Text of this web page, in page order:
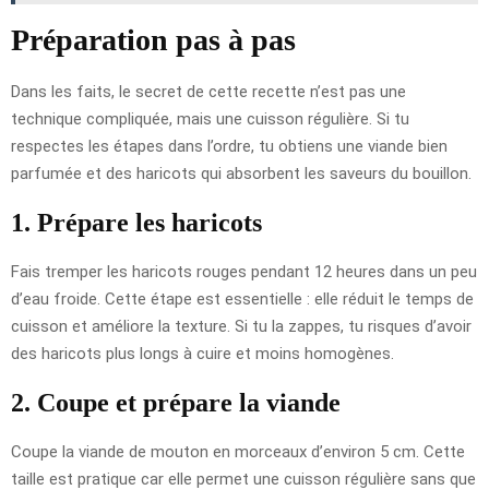
Préparation pas à pas
Dans les faits, le secret de cette recette n’est pas une
technique compliquée, mais une cuisson régulière. Si tu
respectes les étapes dans l’ordre, tu obtiens une viande bien
parfumée et des haricots qui absorbent les saveurs du bouillon.
1. Prépare les haricots
Fais tremper les haricots rouges pendant 12 heures dans un peu
d’eau froide. Cette étape est essentielle : elle réduit le temps de
cuisson et améliore la texture. Si tu la zappes, tu risques d’avoir
des haricots plus longs à cuire et moins homogènes.
2. Coupe et prépare la viande
Coupe la viande de mouton en morceaux d’environ 5 cm. Cette
taille est pratique car elle permet une cuisson régulière sans que